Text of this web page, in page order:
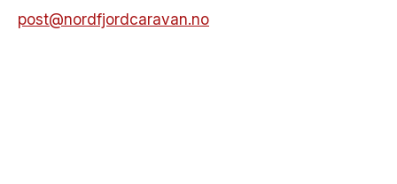
post@nordfjordcaravan.no